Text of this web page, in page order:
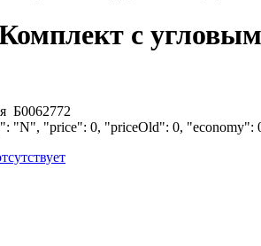
с
Б0062772
"N", "price": 0, "priceOld": 0, "economy":